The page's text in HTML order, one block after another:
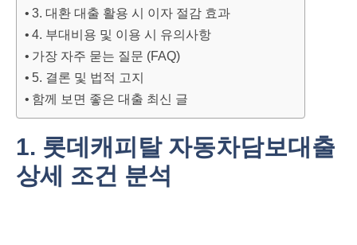
3. 대환 대출 활용 시 이자 절감 효과
4. 부대비용 및 이용 시 유의사항
가장 자주 묻는 질문 (FAQ)
5. 결론 및 법적 고지
함께 보면 좋은 대출 최신 글
1. 롯데캐피탈 자동차담보대출
상세 조건 분석